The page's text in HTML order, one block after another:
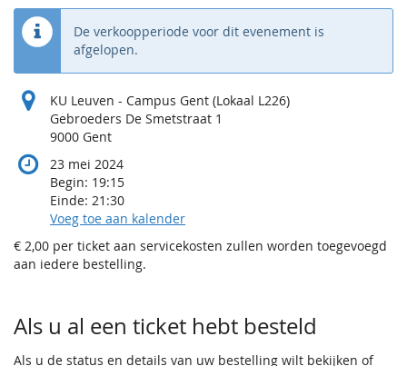
De verkoopperiode voor dit evenement is
afgelopen.
KU Leuven - Campus Gent (Lokaal L226)
Gebroeders De Smetstraat 1
9000 Gent
23 mei 2024
Begin: 19:15
Einde: 21:30
Voeg toe aan kalender
€ 2,00 per ticket aan servicekosten zullen worden toegevoegd
aan iedere bestelling.
Als u al een ticket hebt besteld
Als u de status en details van uw bestelling wilt bekijken of